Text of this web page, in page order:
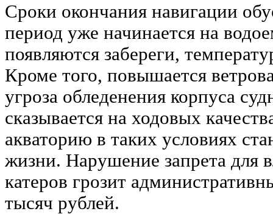
Сроки окончания навигации
период уже начинается на
появляются забереги,
Кроме того, повышается
угроза обледенения корпуса
сказывается на ходовых
акваторию в таких условиях
жизни. Нарушение запрета для
катеров грозит
тысяч рублей.